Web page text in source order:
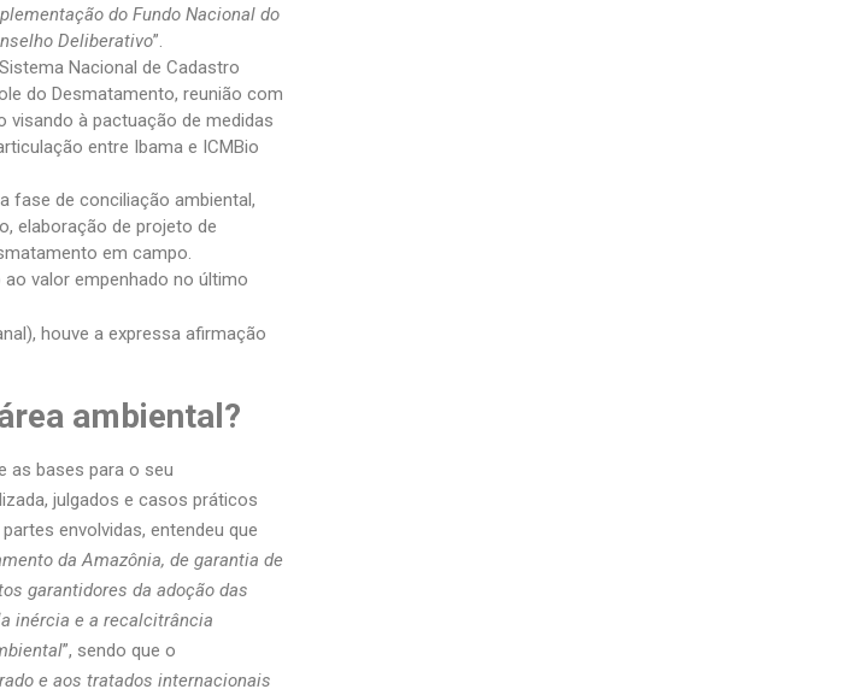
do Fundo Nacional do
Deliberativo”.
Nacional de Cadastro
do Desmatamento, reunião com
visando à pactuação de medidas
entre Ibama e ICMBio
fase de conciliação ambiental,
elaboração de projeto de
em campo.
valor empenhado no último
houve a expressa afirmação
ambiental?
as bases para o seu
julgados e casos práticos
envolvidas, entendeu que
da Amazônia, de garantia de
garantidores da adoção das
a inércia e a recalcitrância
”, sendo que o
e aos tratados internacionais